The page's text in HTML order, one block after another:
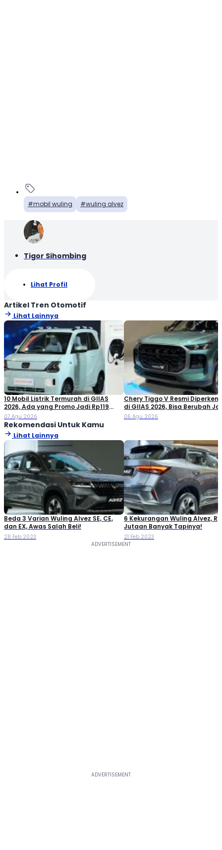
mobil wuling wuling alvez
Tigor Sihombing
Lihat Profil
Artikel Tren Otomotif
Lihat Lainnya
10 Mobil Listrik Termurah di GIIAS
2026, Ada yang Promo Jadi Rp119
Jutaan!
07 Agu 2026
Chery Tiggo V Resmi
di GIIAS 2026, Bisa Berubah
Double Cabin
06 Agu 2026
Rekomendasi Untuk Kamu
Lihat Lainnya
Beda 3 Varian Wuling Alvez SE, CE,
dan EX, Awas Salah Beli!
28 Feb 2023
6 Kekurangan Wuling Alvez,
Jutaan Banyak Tapinya!
21 Feb 2023